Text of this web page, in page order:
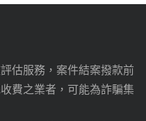
估服務，案件結案撥款前
費之業者，可能為詐騙集